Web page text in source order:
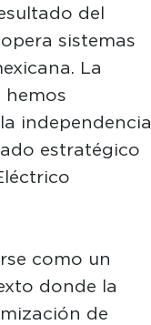
del
sistemas
La
hemos
independencia
estratégico
como un
donde la
de